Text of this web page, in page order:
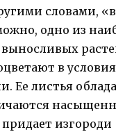
словами,
одно из
в
Ее листья
изгороди